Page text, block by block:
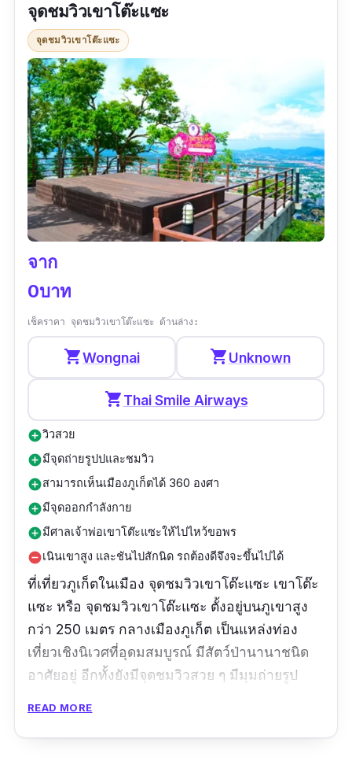
ข้อมูลเฉพาะ
พิกัด Google map :
https://goo.gl/maps/ABea6AhcYxFanSqJ6
?coh=178571&entry=tt
เวลาทำการ :เปิดวัน พุธ - ศุกร์ วันพุธ 16:00–
22:30 น.
ประเภทของที่เที่ยว :
ตลาด/แหล่งช็อปปิ้ง
รีวิว : “ของกินเยอะ มีดนตรีสดให้ฟัง เสื้อผ้าราคา
ไม่แพงครับ”
จุดชมวิวเขาโต๊ะแซะ
จุดชมวิวเขาโต๊ะแซะ
จาก
0บาท
เช็คราคา จุดชมวิวเขาโต๊ะแซะ ด้านล่าง:
shopping_cartWongnai shopping_cartUnknown
shopping_cartThai Smile Airways
add_circleวิวสวย
add_circleมีจุดถ่ายรูปปและชมวิว
add_circleสามารถเห็นเมืองภูเก็ตได้ 360 องศา
add_circleมีจุดออกกำลังกาย
add_circleมีศาลเจ้าพ่อเขาโต๊ะแซะให้ไปไหว้ขอพร
remove_circleเนินเขาสูง และชันไปสักนิด รถต้องดีจึงจะขึ้นไปได้
ที่เที่ยวภูเก็ตในเมือง จุดชมวิวเขาโต๊ะแซะ เขาโต๊ะ
แซะ หรือ จุดชมวิวเขาโต๊ะแซะ ตั้งอยู่บนภูเขาสูง
กว่า 250 เมตร กลางเมืองภูเก็ต เป็นแหล่งท่อง
เที่ยวเชิงนิเวศที่อุดมสมบูรณ์ มีสัตว์ป่านานาชนิด
อาศัยอยู่ อีกทั้งยังมีจุดชมวิวสวย ๆ มีมุมถ่ายรูป
READ MORE